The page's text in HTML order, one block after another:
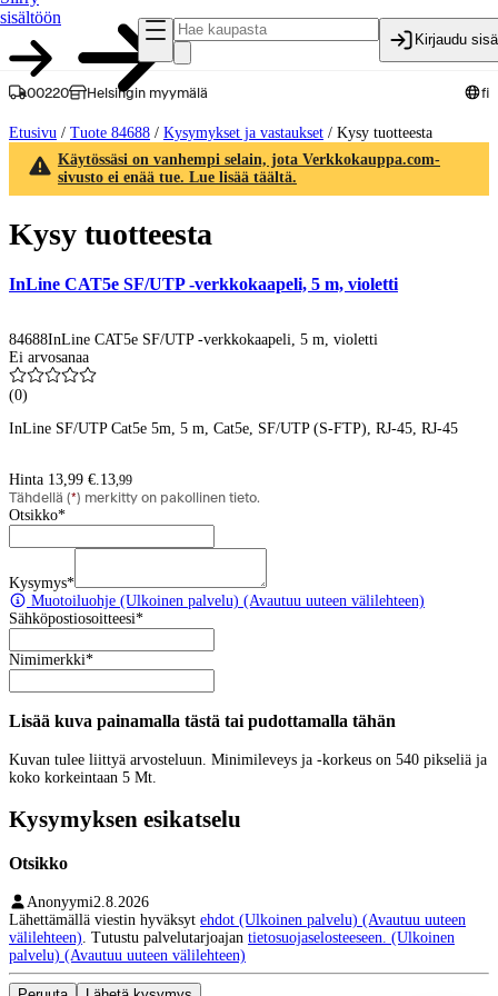
sisältöön
Kirjaudu
00220 Helsingin myymälä fi
Etusivu / Tuote 84688 / Kysymykset ja vastaukset / Kysy tuotteesta
Käytössäsi on vanhempi selain, jota Verkkokauppa.com-
sivusto ei enää tue. Lue lisää täältä.
Kysy tuotteesta
InLine CAT5e SF/UTP -verkkokaapeli, 5 m, violetti
84688InLine CAT5e SF/UTP -verkkokaapeli, 5 m, violetti
Ei arvosanaa
(0)
InLine SF/UTP Cat5e 5m, 5 m, Cat5e, SF/UTP (S-FTP), RJ-45, RJ-45
Hinta 13,99 €. 13,99
Tähdellä (*) merkitty on pakollinen tieto.
Otsikko*
Kysymys*
Muotoiluohje (Ulkoinen palvelu) (Avautuu uuteen välilehteen)
Sähköpostiosoitteesi*
Nimimerkki*
Lisää kuva painamalla tästä tai pudottamalla tähän
Kuvan tulee liittyä arvosteluun. Minimileveys ja -korkeus on 540 pikseliä ja
koko korkeintaan 5 Mt.
Kysymyksen esikatselu
Otsikko
Anonyymi2.8.2026
Lähettämällä viestin hyväksyt ehdot (Ulkoinen palvelu) (Avautuu uuteen
välilehteen) . Tutustu palvelutarjoajan tietosuojaselosteeseen. (Ulkoinen
palvelu) (Avautuu uuteen välilehteen)